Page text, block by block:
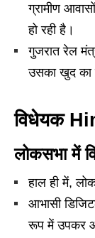
ग्रामीण
हो रही है।
गुजरात रेल
उसका खुद का
विधेयक
लोकसभा में
हाल ही में,
आभासी
रूप में उपकर